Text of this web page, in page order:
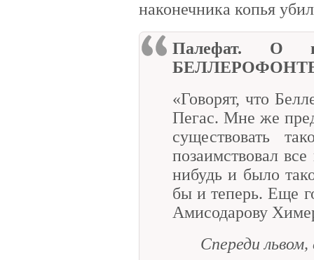
наконечника копья
Палефат. О
«Говорят, что
Пегас. Мне же
существовать
позаимствовал
нибудь и было
бы и теперь. Еще
Амисодарову
Спереди львом,